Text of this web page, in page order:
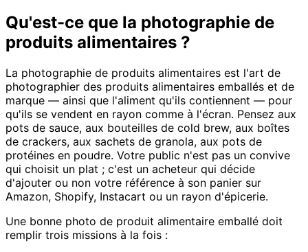
Qu'est-ce que la photographie de
produits alimentaires ?
La photographie de produits alimentaires est l'art de
photographier des produits alimentaires emballés et de
marque — ainsi que l'aliment qu'ils contiennent — pour
qu'ils se vendent en rayon comme à l'écran. Pensez aux
pots de sauce, aux bouteilles de cold brew, aux boîtes
de crackers, aux sachets de granola, aux pots de
protéines en poudre. Votre public n'est pas un convive
qui choisit un plat ; c'est un acheteur qui décide
d'ajouter ou non votre référence à son panier sur
Amazon, Shopify, Instacart ou un rayon d'épicerie.
Une bonne photo de produit alimentaire emballé doit
remplir trois missions à la fois :